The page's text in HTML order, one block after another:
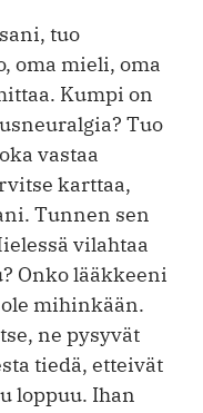
tuo
oma mieli, oma
Kumpi on
Tuo
vastaa
karttaa,
Tunnen sen
vilahtaa
Onko lääkkeeni
mihinkään.
ne pysyvät
tiedä, etteivät
loppuu. Ihan